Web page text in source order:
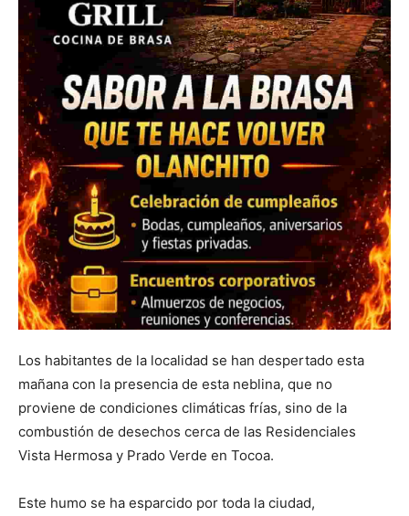
Los habitantes de la localidad se han despertado esta
mañana con la presencia de esta neblina, que no
proviene de condiciones climáticas frías, sino de la
combustión de desechos cerca de las Residenciales
Vista Hermosa y Prado Verde en Tocoa.
Este humo se ha esparcido por toda la ciudad,